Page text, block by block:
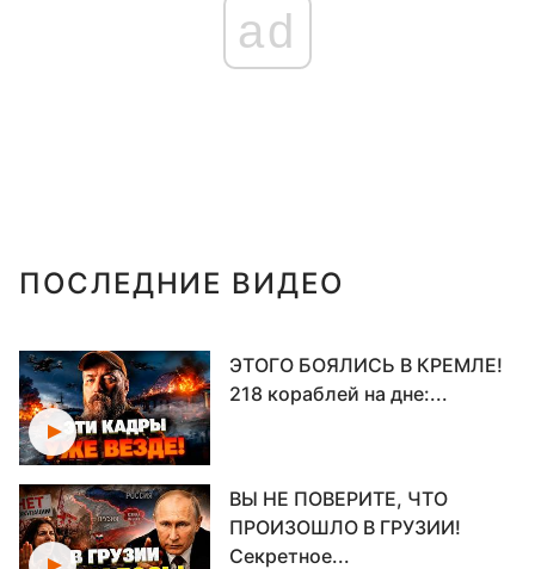
ad
ПОСЛЕДНИЕ ВИДЕО
ЭТОГО БОЯЛИСЬ В КРЕМЛЕ!
218 кораблей на дне:...
ВЫ НЕ ПОВЕРИТЕ, ЧТО
ПРОИЗОШЛО В ГРУЗИИ!
Секретное...